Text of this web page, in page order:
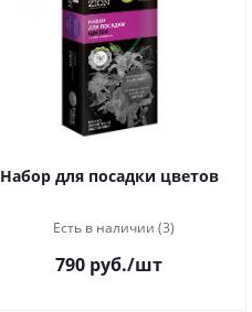
Набор для посадки цветов
Есть в наличии (3)
790 руб./шт